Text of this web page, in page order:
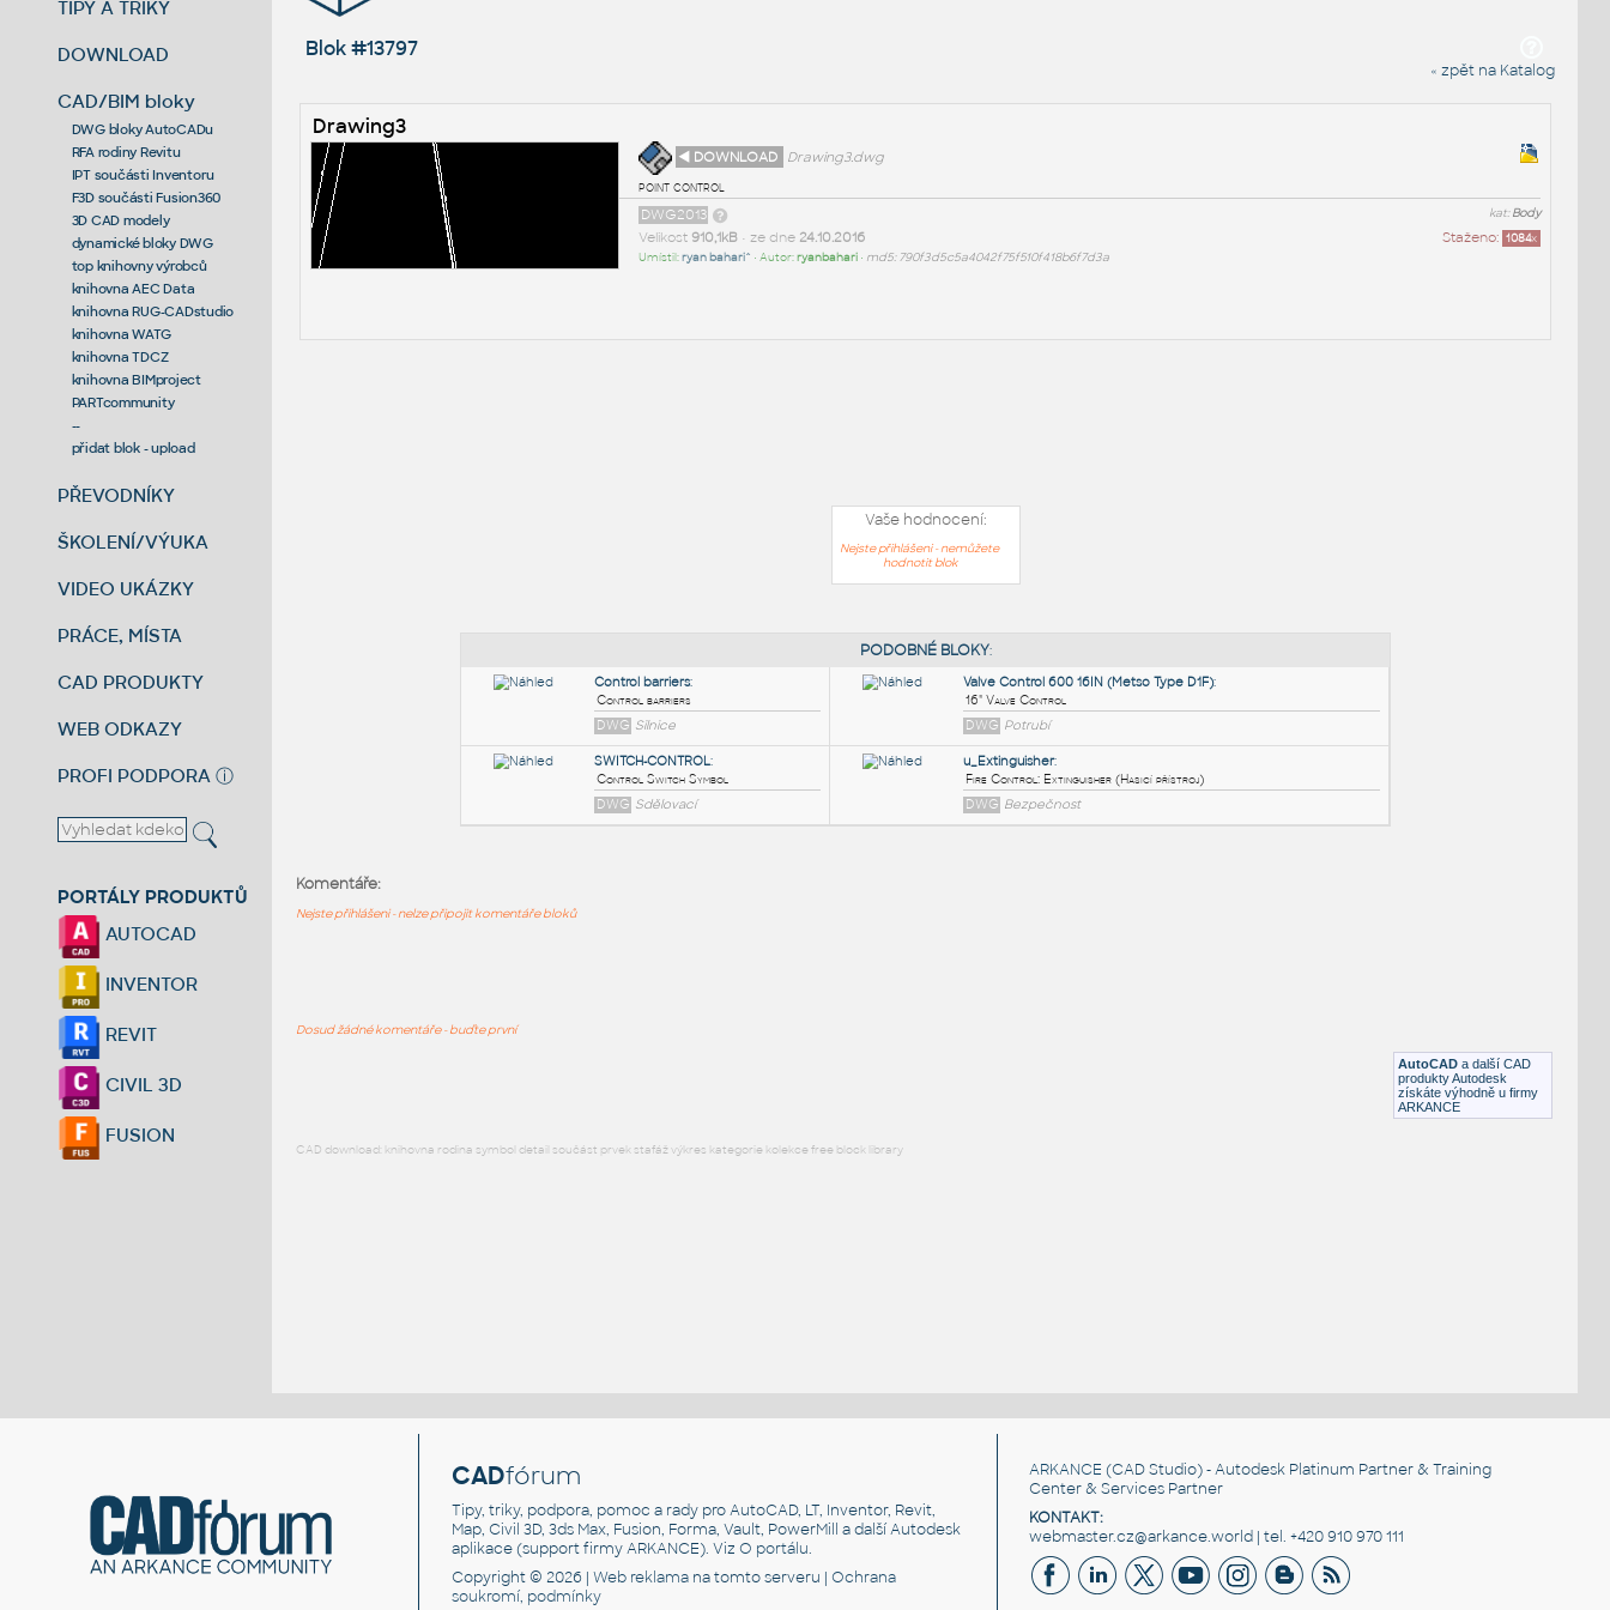
TIPY A TRIKY
DOWNLOAD
CAD/BIM bloky
DWG bloky AutoCADu
RFA rodiny Revitu
IPT součásti Inventoru
F3D součásti Fusion360
3D CAD modely
dynamické bloky DWG
top knihovny výrobců
knihovna AEC Data
knihovna RUG-CADstudio
knihovna WATG
knihovna TDCZ
knihovna BIMproject
PARTcommunity
--
přidat blok - upload
PŘEVODNÍKY
ŠKOLENÍ/VÝUKA
VIDEO UKÁZKY
PRÁCE, MÍSTA
CAD PRODUKTY
WEB ODKAZY
PROFI PODPORA ⓘ
PORTÁLY PRODUKTŮ
AUTOCAD
INVENTOR
REVIT
CIVIL 3D
FUSION
Blok #13797
« zpět na Katalog
Drawing3
◄ DOWNLOAD
Drawing3.dwg
point control
kat:Body
DWG2013
Staženo: 1084x
Velikost 910,1kB• ze dne 24.10.2016
Umístil:ryan bahari^ • Autor:ryanbahari• md5: 790f3d5c5a4042f75f510f418b6f7d3a
Vaše hodnocení:
Nejste přihlášeni - nemůžete
hodnotit blok
AutoCAD a další CAD
produkty Autodesk
získáte výhodně u firmy
ARKANCE
Komentáře:
Nejste přihlášeni - nelze připojit komentáře bloků
Dosud žádné komentáře - buďte první
CAD download: knihovna rodina symbol detail součást prvek stafáž výkres kategorie kolekce free block library
CADfórum
Tipy, triky, podpora, pomoc a rady pro AutoCAD, LT, Inventor, Revit,
Map, Civil 3D, 3ds Max, Fusion, Forma, Vault, PowerMill a další Autodesk
aplikace (support firmy ARKANCE). VizO portálu.
Copyright © 2026 |Web reklama na tomto serveru |Ochrana
soukromí, podmínky
ARKANCE (CAD Studio) - Autodesk Platinum Partner & Training
Center & Services Partner
KONTAKT:
webmaster.cz@arkance.world | tel. +420 910 970 111